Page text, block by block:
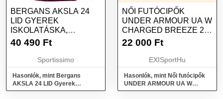
BERGANS AKSLA 24
LID GYEREK
ISKOLATÁSKA,
RÓZSASZÍN, MÉRET
40 490 Ft
Sportissimo
Hasonlók, mint Bergans
AKSLA 24 LID Gyerek
iskolatáska, rózsaszín, méret
NŐI FUTÓCIPŐK
UNDER ARMOUR UA W
CHARGED BREEZE 2
ASTRO PINK PHOENIX
22 000 Ft
EXISportHu
Hasonlók, mint Női futócipők
UNDER ARMOUR UA W
Charged Breeze 2 astro pink